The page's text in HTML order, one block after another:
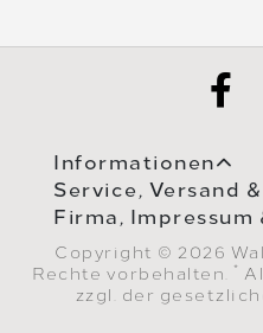
Informationen
Service, Versand
Firma, Impressum
Copyright © 2026
Rechte vorbehalten.
*
zzgl. der